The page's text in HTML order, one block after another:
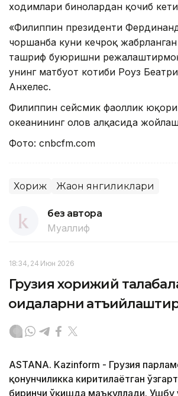
ходимлари бинолардан қочиб
«Филиппин президенти
чоршанба куни кечроқ жабрланган
ташриф буюришни
унинг матбуот котиби Роуз
Анхелес.
Филиппин сейсмик фаоллик юқори
океанининг олов ҳалқасида
Фото: cnbcfm.cоm
Хориж Жаҳон янгиликлари
без автора
Муаллиф
18:34, 24 Июн 2026
Грузия хорижий
қоидаларни
ASTANA. Kazinform - Грузия
қонунчиликка киритилаётган
биринчи ўқишда маъқуллади. Ушбу